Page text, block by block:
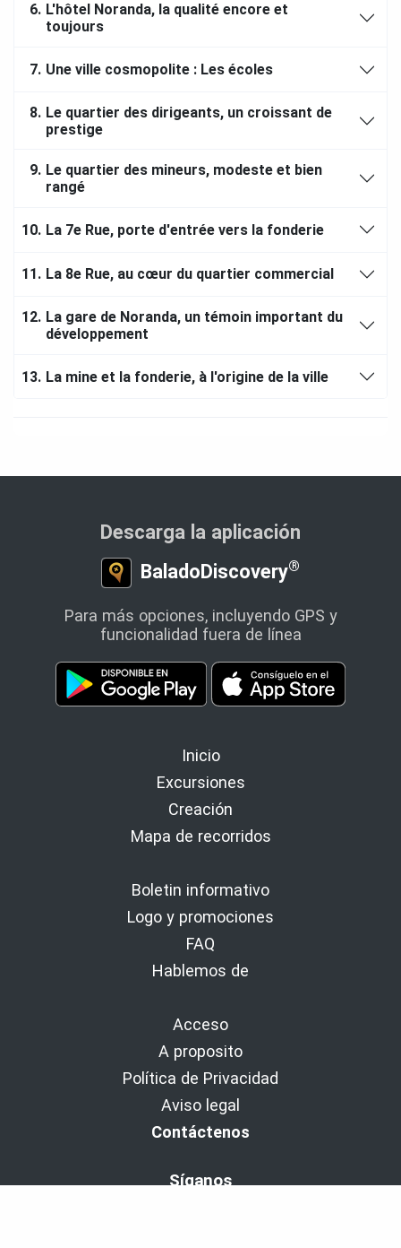
6. L'hôtel Noranda, la qualité encore et
toujours
7. Une ville cosmopolite : Les écoles
8. Le quartier des dirigeants, un croissant de
prestige
9. Le quartier des mineurs, modeste et bien
rangé
10. La 7e Rue, porte d'entrée vers la fonderie
11. La 8e Rue, au cœur du quartier commercial
12. La gare de Noranda, un témoin important du
développement
13. La mine et la fonderie, à l'origine de la ville
Descarga la aplicación
BaladoDiscovery®
Para más opciones, incluyendo GPS y
funcionalidad fuera de línea
Inicio
Excursiones
Creación
Mapa de recorridos
Boletin informativo
Logo y promociones
FAQ
Hablemos de
Acceso
A proposito
Política de Privacidad
Aviso legal
Contáctenos
Síganos